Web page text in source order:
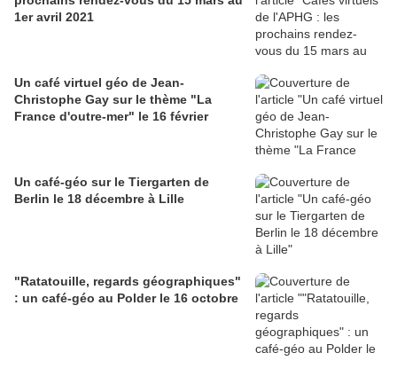
1er avril 2021
Un café virtuel géo de Jean-
Christophe Gay sur le thème "La
France d'outre-mer" le 16 février
Un café-géo sur le Tiergarten de
Berlin le 18 décembre à Lille
"Ratatouille, regards géographiques"
: un café-géo au Polder le 16 octobre